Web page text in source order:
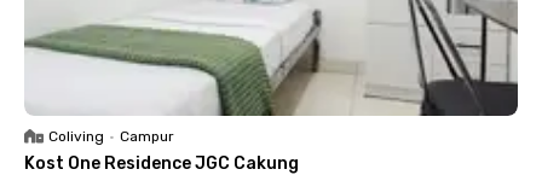
Coliving • Campur
Kost One Residence JGC Cakung